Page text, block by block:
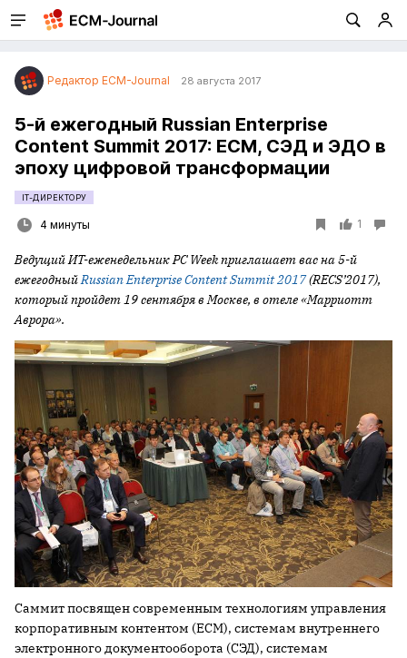
Редактор ECM-Journal 28 августа 2017
5-й ежегодный Russian Enterprise
Content Summit 2017: ЕСМ, СЭД и ЭДО в
эпоху цифровой трансформации
IT-ДИРЕКТОРУ
4 минуты 1
Ведущий ИТ-еженедельникPC Weekприглашает вас на 5-й
ежегодныйRussian Enterprise Content Summit 2017(RECS’2017),
который пройдет 19сентября в Москве, в отеле «Марриотт
Аврора».
Саммит посвящен современным технологиям управления
корпоративным контентом (ЕСМ), системам внутреннего
электронного документооборота (СЭД), системам